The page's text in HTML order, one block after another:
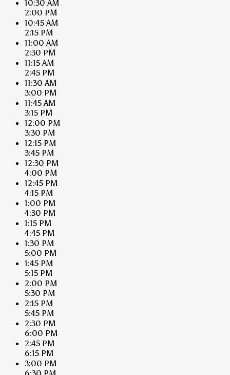
10:30 AM
2:00 PM
10:45 AM
2:15 PM
11:00 AM
2:30 PM
11:15 AM
2:45 PM
11:30 AM
3:00 PM
11:45 AM
3:15 PM
12:00 PM
3:30 PM
12:15 PM
3:45 PM
12:30 PM
4:00 PM
12:45 PM
4:15 PM
1:00 PM
4:30 PM
1:15 PM
4:45 PM
1:30 PM
5:00 PM
1:45 PM
5:15 PM
2:00 PM
5:30 PM
2:15 PM
5:45 PM
2:30 PM
6:00 PM
2:45 PM
6:15 PM
3:00 PM
6:30 PM